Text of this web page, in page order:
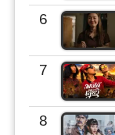
6
7
8